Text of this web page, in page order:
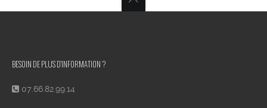
BESOIN DE PLUS D’INFORMATION ?
07.66.82.99.14